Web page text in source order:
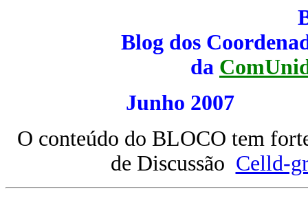
Blog dos
da
Junho
O conteúdo do BLOCO tem
de Discussão Celld-